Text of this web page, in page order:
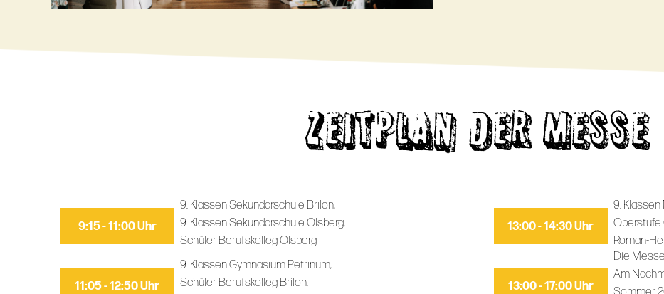
ZEITPLAN DER MESSE
9:15 - 11:00 Uhr
9. Klassen Sekundarschule Brilon,
9. Klassen Sekundarschule Olsberg,
Schüler Berufskolleg Olsberg
11:05 - 12:50 Uhr
9. Klassen Gymnasium Petrinum,
Schüler Berufskolleg Brilon,
13:00 - 14:30 Uhr
9.
Oberstufe
Roman-
13:00 - 17:00 Uhr
Die
Am